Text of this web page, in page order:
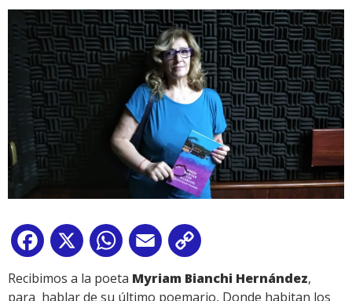
Facebook
X WhatsApp
Email
Link
Recibimos a la poeta Myriam Bianchi Hernández,
para hablar de su último poemario, Donde habitan los